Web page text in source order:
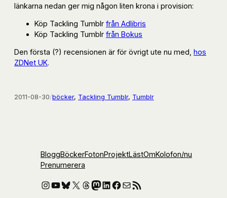
länkarna nedan ger mig någon liten krona i provision:
Köp Tackling Tumblr från Adlibris
Köp Tackling Tumblr från Bokus
Den första (?) recensionen är för övrigt ute nu med, hos
ZDNet UK.
2011-08-30/böcker, Tackling Tumblr, Tumblr
BloggBöckerFotonProjektLästOmKolofon/nu
Prenumerera
Instagram
YouTube
Bluesky
X Threads
Mastodon
LinkedIn
Facebook
E-postRSS-flöde